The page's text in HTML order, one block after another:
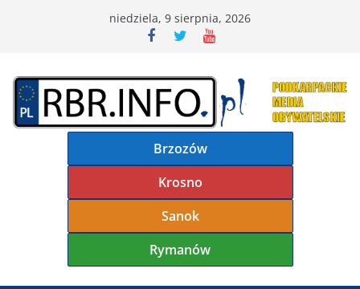
niedziela, 9 sierpnia, 2026
Brzozów
Krosno
Sanok
Rymanów